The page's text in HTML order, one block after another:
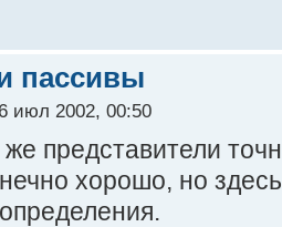
пассивы
июл 2002, 00:50
представители
хорошо, но